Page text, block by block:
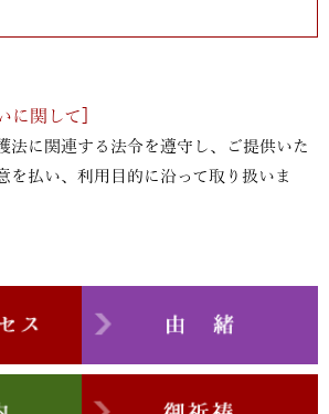
に関して]
法に関連する法令を遵守し、ご提供いた
を払い、利用目的に沿って取り扱いま